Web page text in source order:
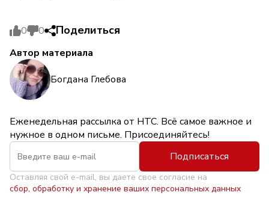
0 0 Поделиться
Автор материала
Богдана Глебова
Еженедельная рассылка от НТС. Всё самое важное и
нужное в одном письме. Присоединяйтесь!
Подписаться
Оставляя свой e-mail, вы даете свое согласие на
сбор, обработку и хранение ваших персональных данных